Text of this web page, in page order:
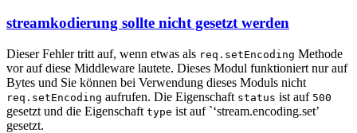
streamkodierung sollte nicht gesetzt werden
Dieser Fehler tritt auf, wenn etwas als req.setEncoding Methode
vor auf diese Middleware lautete. Dieses Modul funktioniert nur auf
Bytes und Sie können bei Verwendung dieses Moduls nicht
req.setEncoding aufrufen. Die Eigenschaft status ist auf 500
gesetzt und die Eigenschaft type ist auf `‘stream.encoding.set’
gesetzt.